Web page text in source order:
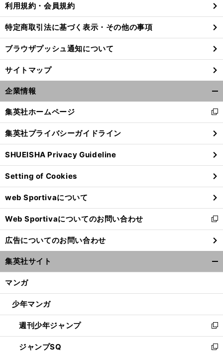
前
利用規約・会員規約
特定商取引法に基づく表示・その他の事項
ブラウザプッシュ通知について
サイトマップ
企業情報
閉
る
集英社ホームページ
新
し
い
ウ
ィ
ン
ド
ウ
で
開
く
集英社プライバシーガイドライン
SHUEISHA Privacy Guideline
Setting of Cookies
web Sportivaについて
Web Sportivaについてのお問い合わせ
新
し
い
ウ
ィ
ン
ウ
開
く
広告についてのお問い合わせ
集英社サイト
マンガ
少年マンガ
週刊少年ジャンプ
新
し
い
ジャンプSQ
新